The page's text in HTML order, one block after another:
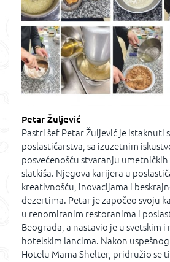
Petar Žuljević
Pastri šef Petar Žuljević je istaknuti
poslastičarstva, sa izuzetnim
posvećenošću stvaranju umetničkih
slatkiša. Njegova karijera u
kreativnošću, inovacijama i
dezertima. Petar je započeo svoju
u renomiranim restoranima i
Beograda, a nastavio je u svetskim
hotelskim lancima. Nakon
Hotelu Mama Shelter, pridružio se